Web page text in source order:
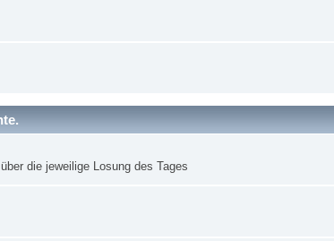
die jeweilige Losung des Tages